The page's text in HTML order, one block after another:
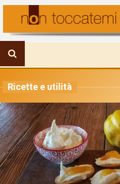
IL MONDO DELLA PRODUZIONE
VIAGGI E FORMAGGI
RICETTE E UTILITA’
ATTUALITA’
Ricette e utilità